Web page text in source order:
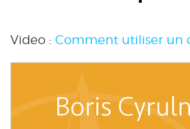
Video : Comment utiliser un